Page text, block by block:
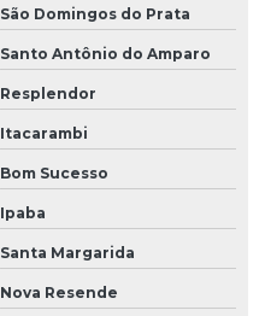
São Domingos do Prata
Santo Antônio do Amparo
Resplendor
Itacarambi
Bom Sucesso
Ipaba
Santa Margarida
Nova Resende